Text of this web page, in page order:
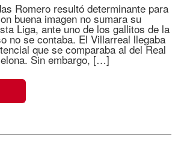
Romero resultó determinante para
buena imagen no sumara su
Liga, ante uno de los gallitos de la
no se contaba. El Villarreal llegaba
que se comparaba al del Real
Sin embargo, […]